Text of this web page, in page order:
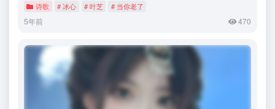
诗歌 # 冰心 # 叶芝 # 当你老了
5年前 470